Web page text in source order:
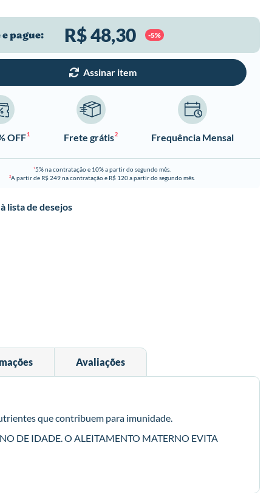
pague: R$ 48,30 -5%
Assinar item
OFF1 Frete grátis2 Frequência Mensal
15% na contratação e 10% a partir do segundo mês.
2A partir de R$ 249 na contratação e R$ 120 a partir do segundo mês.
lista de desejos
que contribuem para imunidade.
DE IDADE. O ALEITAMENTO MATERNO EVITA
Avaliações